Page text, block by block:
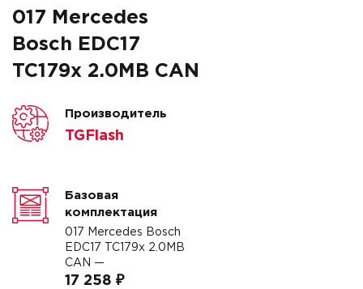
017 Mercedes
Bosch EDC17
TC179x 2.0MB CAN
Производитель
TGFlash
Базовая
комплектация
017 Mercedes Bosch
EDC17 TC179x 2.0MB
CAN —
17 258 ₽